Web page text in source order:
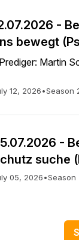
-
bewegt
Martin
12, 2026•Season
-
suche
05, 2026•Season